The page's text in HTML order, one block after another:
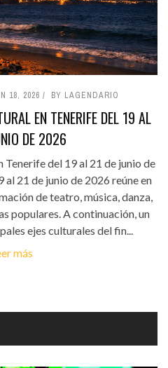
18, 2026 BY LAGENDARIO
EN TENERIFE DEL 19 AL
DE 2026
Tenerife del 19 al 21 de junio de
al 21 de junio de 2026 reúne en
de teatro, música, danza,
populares. A continuación, un
ejes culturales del fin...
más